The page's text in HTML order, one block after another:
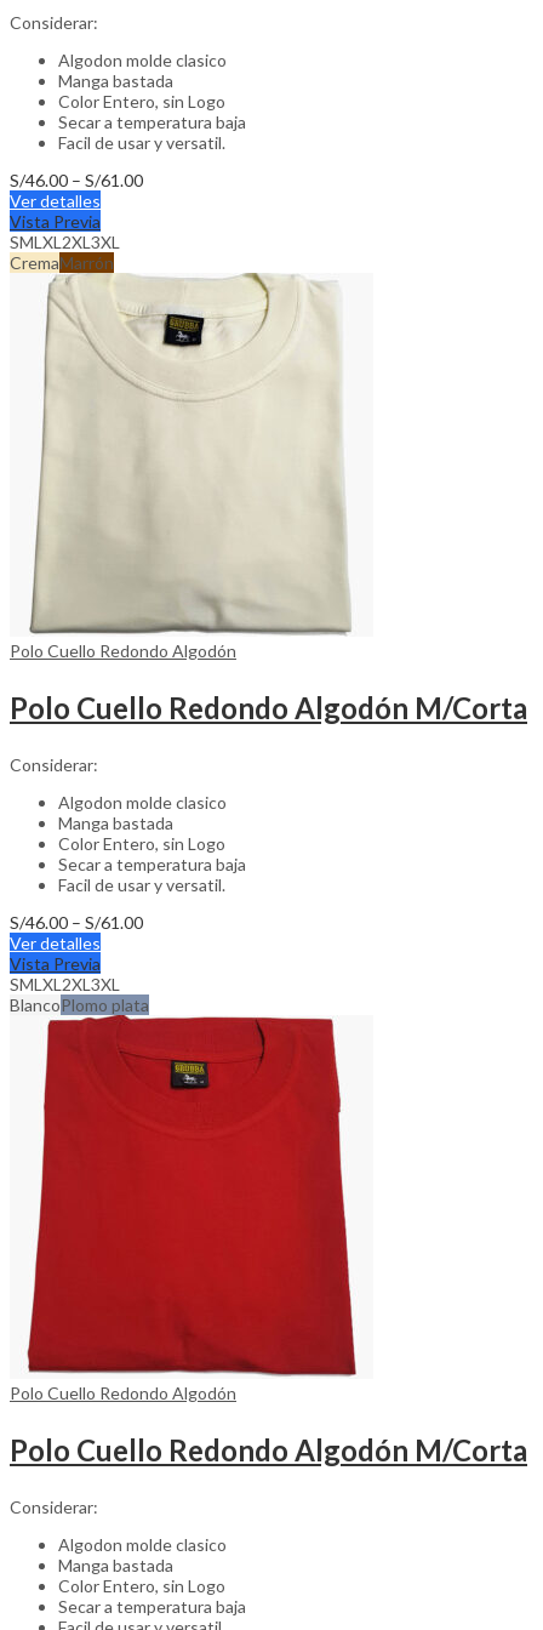
Considerar:
Algodon molde clasico
Manga bastada
Color Entero, sin Logo
Secar a temperatura baja
Facil de usar y versatil.
S/46.00 – S/61.00Price
Ver detalles
has
multiple
variants.
The
options
be
chosen
Vista Previa
SML XL 2XL 3XL
CremaMarrón
Polo Cuello Redondo Algodón
Polo Cuello Redondo Algodón M/Corta
Considerar:
Algodon molde clasico
Manga bastada
Color Entero, sin Logo
Secar a temperatura baja
Facil de usar y versatil.
S/46.00 – S/61.00Price
S/61.00
Ver detalles
has
multiple
variants.
options
Vista Previa
SML XL 2XL 3XL
BlancoPlomo plata
Polo Cuello Redondo Algodón
Polo Cuello Redondo Algodón M/Corta
Considerar:
Algodon molde clasico
Manga bastada
Color Entero, sin Logo
Secar a temperatura baja